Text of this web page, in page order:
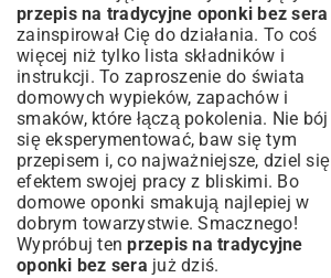
przepis na tradycyjne oponki bez sera
zainspirował Cię do działania. To coś
więcej niż tylko lista składników i
instrukcji. To zaproszenie do świata
domowych wypieków, zapachów i
smaków, które łączą pokolenia. Nie bój
się eksperymentować, baw się tym
przepisem i, co najważniejsze, dziel się
efektem swojej pracy z bliskimi. Bo
domowe oponki smakują najlepiej w
dobrym towarzystwie. Smacznego!
Wypróbuj tenprzepis na tradycyjne
oponki bez sera już dziś.